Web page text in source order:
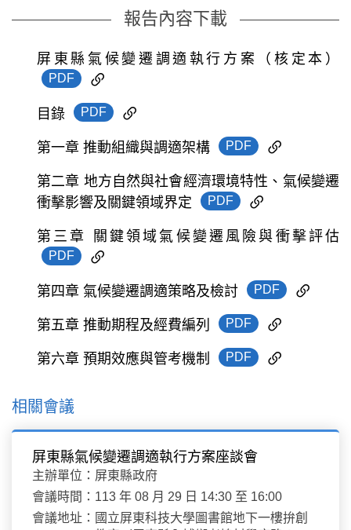
報告內容下載
屏東縣氣候變遷調適執行方案（核定本）
PDF
目錄 PDF
第一章 推動組織與調適架構 PDF
第二章 地方自然與社會經濟環境特性、氣候變遷
衝擊影響及關鍵領域界定
PDF
第三章 關鍵領域氣候變遷風險與衝擊評估
PDF
第四章 氣候變遷調適策略及檢討 PDF
第五章 推動期程及經費編列 PDF
第六章 預期效應與管考機制 PDF
相關會議
屏東縣氣候變遷調適執行方案座談會
主辦單位： 屏東縣政府
會議時間： 113 年 08 月 29 日 14:30 至 16:00
會議地址： 國立屏東科技大學圖書館地下一樓拚創